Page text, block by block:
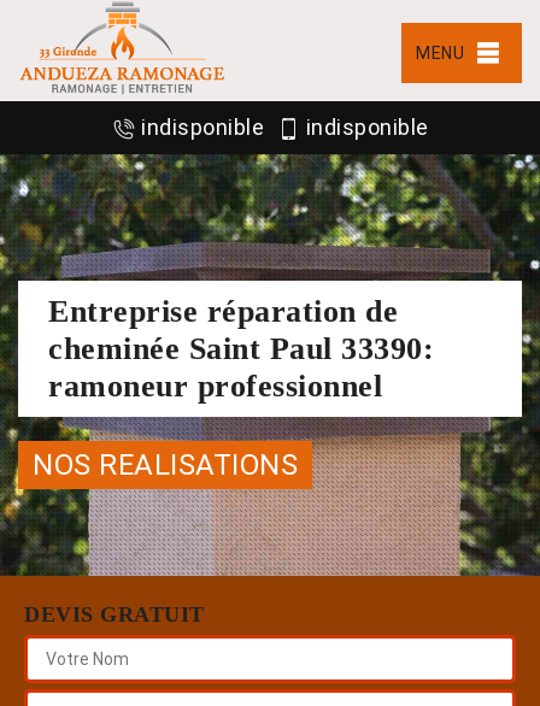
MENU
indisponible indisponible
Entreprise réparation de
cheminée Saint Paul 33390:
ramoneur professionnel
NOS REALISATIONS
DEVIS GRATUIT